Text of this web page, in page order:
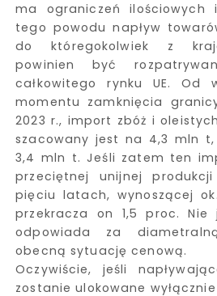
ma ograniczeń
tego powodu napływ
do któregokolwiek z
powinien być
całkowitego rynku UE. Od
momentu zamknięcia
2023 r., import zbóż i
szacowany jest na 4,3 mln
3,4 mln t. Jeśli zatem ten
przeciętnej unijnej
pięciu latach, wynoszącej
przekracza on 1,5 proc.
odpowiada za
obecną sytuację cenową.
Oczywiście, jeśli
zostanie ulokowane